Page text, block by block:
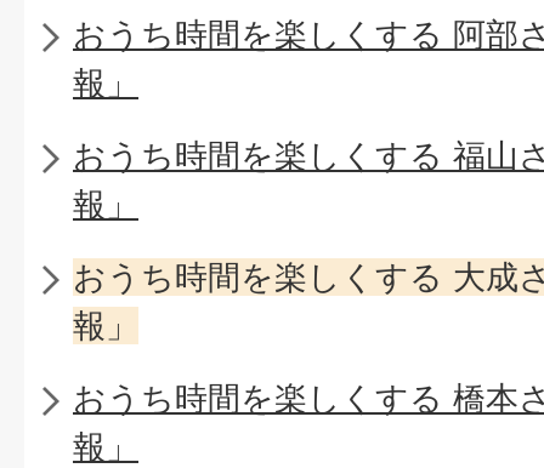
おうち時間を楽しくする 阿部
報」
おうち時間を楽しくする 福山
報」
おうち時間を楽しくする 大成
報」
おうち時間を楽しくする 橋本
報」